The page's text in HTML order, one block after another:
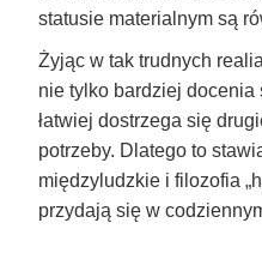
statusie materialnym są
Żyjąc w tak trudnych
nie tylko bardziej docenia
łatwiej dostrzega się
potrzeby. Dlatego to
międzyludzkie i filozofia
przydają się w